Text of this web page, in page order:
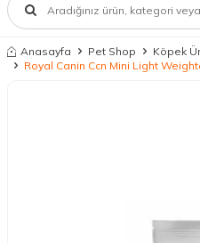
Anasayfa Pet Shop Köpek
Royal Canin Ccn Mini Light